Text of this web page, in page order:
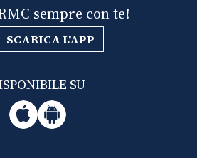
sempre con te!
SCARICA L'APP
SU